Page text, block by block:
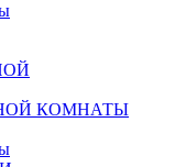
КОМНАТЫ